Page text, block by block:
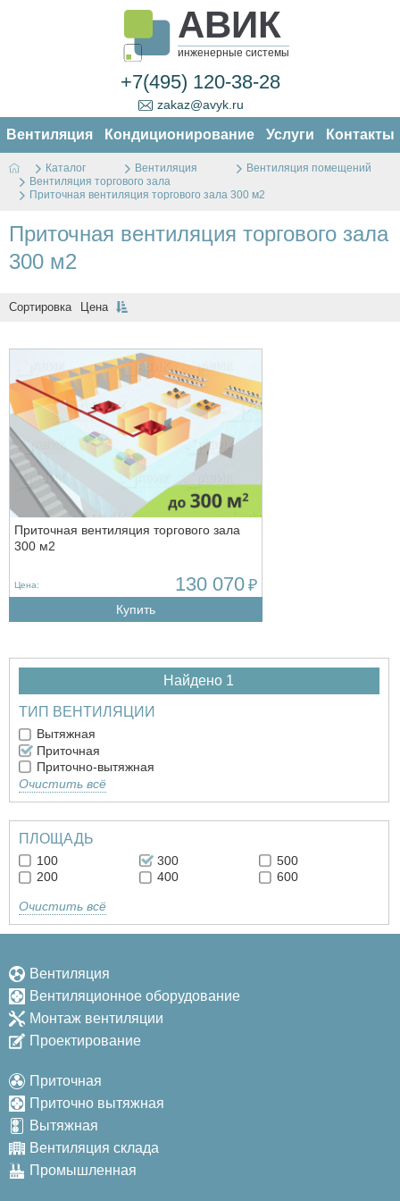
АВИК
инженерные системы
+7(495) 120-38-28
zakaz@avyk.ru
Вентиляция Кондиционирование Услуги Контакты
Каталог Вентиляция
Вентиляция помещений
Вентиляция торгового зала
Приточная вентиляция торгового зала 300 м2
Приточная вентиляция торгового зала
300 м2
Сортировка Цена
Приточная вентиляция торгового зала
300 м2
Цена: 130 070 ₽
Купить
Найдено 1
ТИП ВЕНТИЛЯЦИИ
Вытяжная
Приточная
Приточно-вытяжная
Очистить всё
ПЛОЩАДЬ
100
200
300
400
500
600
Очистить всё
Вентиляция
Вентиляционное оборудование
Монтаж вентиляции
Проектирование
Приточная
Приточно вытяжная
Вытяжная
Вентиляция склада
Промышленная